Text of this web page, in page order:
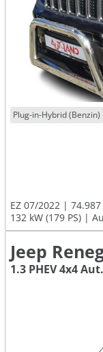
Plug-in-Hybrid (Benzin)
EZ 07/2022
132 kW (179 PS)
Jeep
1.3 PHEV 4x4 Aut.